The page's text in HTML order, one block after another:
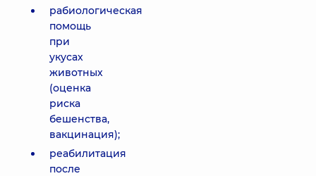
рабиологическая
помощь
при
укусах
животных
(оценка
риска
бешенства,
вакцинация);
реабилитация
после